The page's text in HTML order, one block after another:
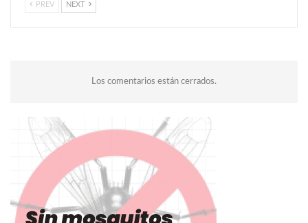
PREV NEXT
Los comentarios están cerrados.